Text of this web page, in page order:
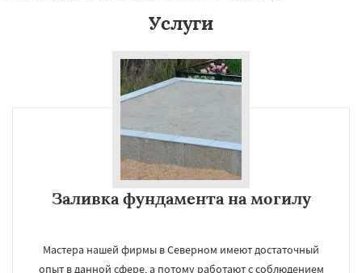
Услуги
Заливка фундамента на могилу
Мастера нашей фирмы в Северном имеют достаточный
опыт в данной сфере, а потому работают с соблюдением